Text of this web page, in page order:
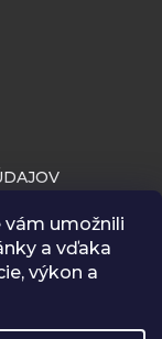
vám umožnili
a vďaka
výkon a